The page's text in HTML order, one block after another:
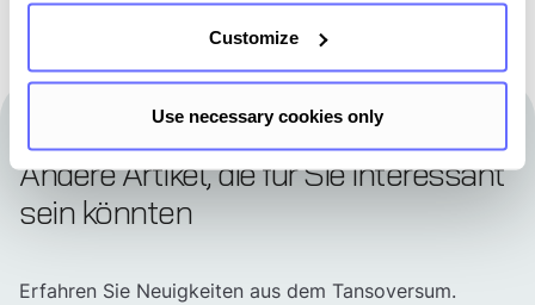
Customize
Use necessary cookies only
Andere Artikel, die für Sie interessant
sein könnten
Erfahren Sie Neuigkeiten aus dem Tansoversum.